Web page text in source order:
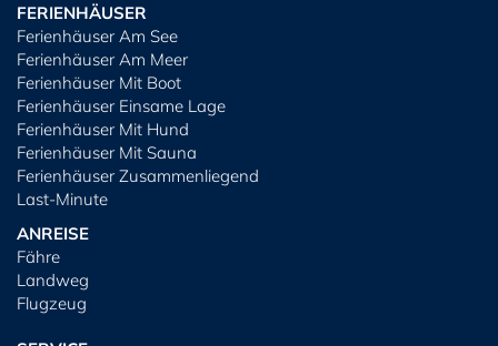
FERIENHÄUSER
Ferienhäuser Am See
Ferienhäuser Am Meer
Ferienhäuser Mit Boot
Ferienhäuser Einsame Lage
Ferienhäuser Mit Hund
Ferienhäuser Mit Sauna
Ferienhäuser Zusammenliegend
Last-Minute
ANREISE
Fähre
Landweg
Flugzeug